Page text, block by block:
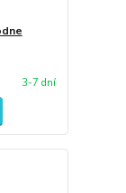
3-7 dní